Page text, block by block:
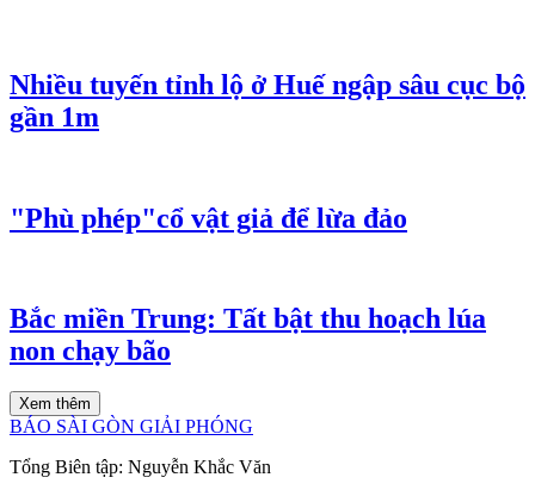
Nhiều tuyến tỉnh lộ ở Huế ngập sâu cục bộ
gần 1m
"Phù phép"cổ vật giả để lừa đảo
Bắc miền Trung: Tất bật thu hoạch lúa
non chạy bão
Xem thêm
BÁO SÀI GÒN GIẢI PHÓNG
Tổng Biên tập: Nguyễn Khắc Văn